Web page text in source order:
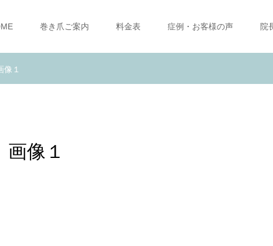
巻き爪ご案内 料金表 症例・お客様の声 院
１
像１